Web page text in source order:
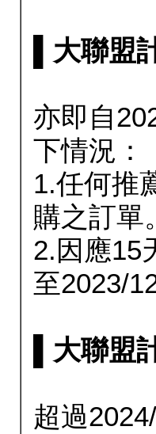
▌大聯盟
亦即自
下情況：
1.任何推
購之訂單。
2.因應15
至2023/
▌大聯盟
超過